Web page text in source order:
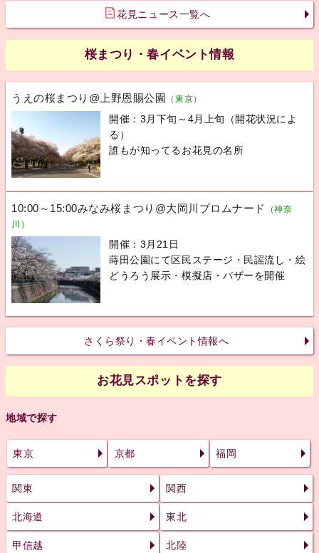
花見ニュース一覧へ
桜まつり・春イベント情報
うえの桜まつり@上野恩賜公園 （東京）
開催：3月下旬～4月上旬（開花状況によ
る）
誰もが知ってるお花見の名所
10:00～15:00みなみ桜まつり@大岡川プロムナード
（神奈
川）
開催：3月21日
蒔田公園にて区民ステージ・民謡流し・絵
どうろう展示・模擬店・バザーを開催
さくら祭り・春イベント情報へ
お花見スポットを探す
地域で探す
東京 京都 福岡
関東 関西
北海道 東北
甲信越 北陸